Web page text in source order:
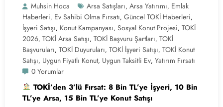
Muhsin Hoca Arsa Satışları, Arsa Yatırımı, Emlak
Haberleri, Ev Sahibi Olma Fırsatı, Güncel TOKİ Haberleri,
İşyeri Satışı, Konut Kampanyası, Sosyal Konut Projesi, TOKİ
2026, TOKİ Arsa Satışı, TOKİ Başvuru Şartları, TOKİ
Başvuruları, TOKİ Duyuruları, TOKİ İşyeri Satışı, TOKİ Konut
Satışı, Uygun Fiyatlı Konut, Uygun Taksitli Ev, Yatırım Fırsatı
0 Yorumlar
TOKİ’den 3’lü Fırsat: 8 Bin TL’ye İşyeri, 10 Bin
TL’ye Arsa, 15 Bin TL’ye Konut Satışı